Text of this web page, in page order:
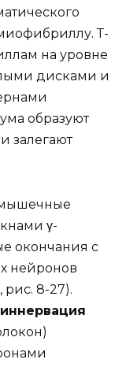
Т-
на уровне
дисками и
образуют
залегают
мышечные
γ-
окончания с
нейронов
рис. 8-27).